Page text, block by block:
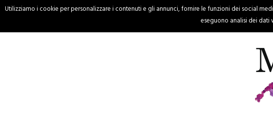
HOME CRONACA PALERMO
Utilizziamo i cookie per personalizzare i contenuti e gli annunci, fornire le funzioni dei social
eseguono analisi dei dati